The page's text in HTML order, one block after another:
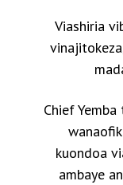
Viashiria
Chief
kuondoa
ambaye